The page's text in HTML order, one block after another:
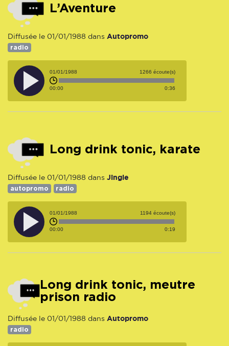
L’Aventure
Diffusée le 01/01/1988 dans Autopromo
radio
01/01/1988 1266 écoute(s)
00:00 0:36
Long drink tonic, karate
Diffusée le 01/01/1988 dans Jingle
autopromo radio
01/01/1988 1194 écoute(s)
00:00 0:19
Long drink tonic, meutre
prison radio
Diffusée le 01/01/1988 dans Autopromo
radio